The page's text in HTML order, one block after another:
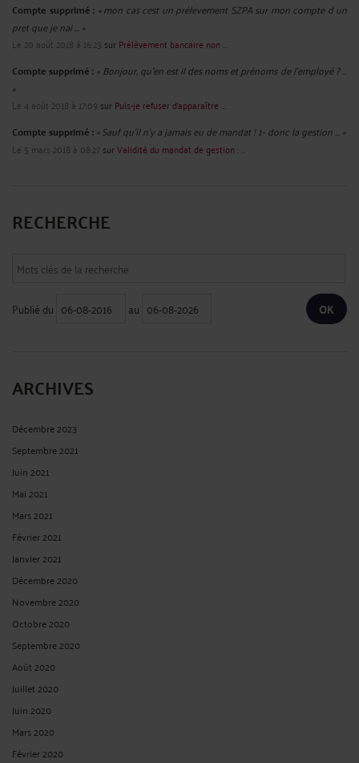
Compte supprimé : « mon cas cest un prélevement SZPA sur mon compte d un
pret que je nai ... »
Le 20 août 2018 à 16:23 sur Prélèvement bancaire non ...
Compte supprimé :« Bonjour, qu'en est il des noms et prénoms de l'employé ? ...
»
Le 4 août 2018 à 17:09 sur Puis-je refuser d’apparaître ...
Compte supprimé :« Sauf qu'il n'y a jamais eu de mandat ! 1- donc la gestion ... »
Le 5 mars 2018 à 08:27surValidité du mandat de gestion : ...
RECHERCHE
Publié du au
ARCHIVES
Décembre 2023
Septembre 2021
Juin 2021
Mai 2021
Mars 2021
Février 2021
Janvier 2021
Décembre 2020
Novembre 2020
Octobre 2020
Septembre 2020
Août 2020
Juillet 2020
Juin 2020
Mars 2020
Février 2020